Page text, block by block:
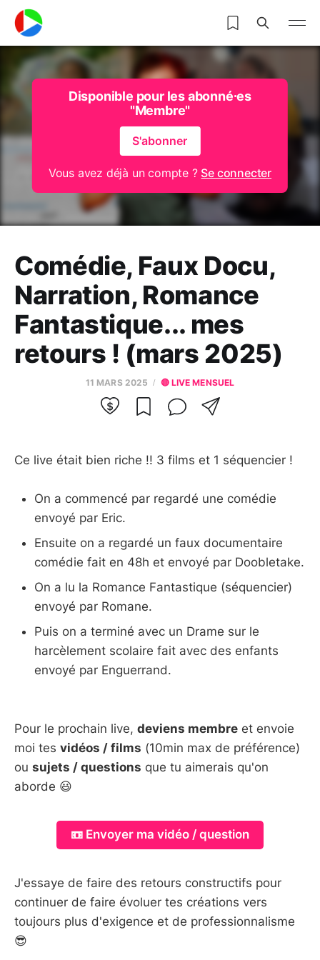
Disponible pour les abonné⸱es
"Membre"
S'abonner
Vous avez déjà un compte ? Se connecter
Comédie, Faux Docu,
Narration, Romance
Fantastique... mes
retours ! (mars 2025)
11 MARS 2025 🔴 LIVE MENSUEL
Ce live était bien riche !! 3 films et 1 séquencier !
On a commencé par regardé une comédie
envoyé par Eric.
Ensuite on a regardé un faux documentaire
comédie fait en 48h et envoyé par Doobletake.
On a lu la Romance Fantastique (séquencier)
envoyé par Romane.
Puis on a terminé avec un Drame sur le
harcèlement scolaire fait avec des enfants
envoyé par Enguerrand.
Pour le prochain live, deviens membre et envoie
moi tes vidéos / films (10min max de préférence)
ou sujets / questions que tu aimerais qu'on
aborde 😃
📼 Envoyer ma vidéo / question
J'essaye de faire des retours constructifs pour
continuer de faire évoluer tes créations vers
toujours plus d'exigence et de professionnalisme
😎